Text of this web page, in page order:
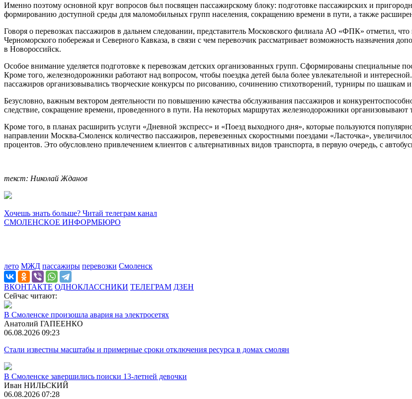
Именно поэтому основной круг вопросов был посвящен пассажирскому блоку: подготовке пассажирских и
формированию доступной среды для маломобильных групп населения, сокращению времени в пути, а также
Говоря о перевозках пассажиров в дальнем следовании, представитель Московского филиала АО «ФПК» отметил,
Черноморского побережья и Северного Кавказа, в связи с чем перевозчик рассматривает возможность назначения
в Новороссийск.
Особое внимание уделяется подготовке к перевозкам детских организованных групп. Сформированы специальные
Кроме того, железнодорожники работают над вопросом, чтобы поездка детей была более увлекательной и
пассажиров организовывались творческие конкурсы по рисованию, сочинению стихотворений, турниры по шашкам
Безусловно, важным вектором деятельности по повышению качества обслуживания пассажиров и
следствие, сокращение времени, проведенного в пути. На некоторых маршрутах железнодорожники организовывают
Кроме того, в планах расширить услуги «Дневной экспресс» и «Поезд выходного дня», которые пользуются
направлении Москва-Смоленск количество пассажиров, перевезенных скоростными поездами «Ласточка»,
процентов. Это обусловлено привлечением клиентов с альтернативных видов транспорта, в первую очередь, с
текст: Николай Жданов
Хочешь знать больше? Читай телеграм канал
СМОЛЕНСКОЕ ИНФОРМБЮРО
лето МЖД пассажиры перевозки Смоленск
ВКОНТАКТЕ ОДНОКЛАССНИКИ ТЕЛЕГРАМ ДЗЕН
Сейчас читают:
В Смоленске произошла авария на электросетях
Анатолий ГАПЕЕНКО
06.08.2026 09:23
Стали известны масштабы и примерные сроки отключения ресурса в домах смолян
В Смоленске завершились поиски 13-летней девочки
Иван НИЛЬСКИЙ
06.08.2026 07:28